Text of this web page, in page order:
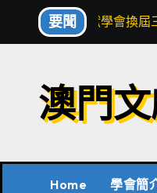
要聞 文獻學會換
澳門
Home 學會簡